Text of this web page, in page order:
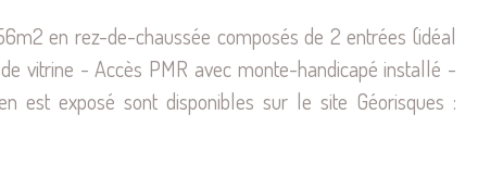
en rez-de-chaussée composés de 2 entrées (idéal
vitrine - Accès PMR avec monte-handicapé installé -
est exposé sont disponibles sur le site Géorisques :